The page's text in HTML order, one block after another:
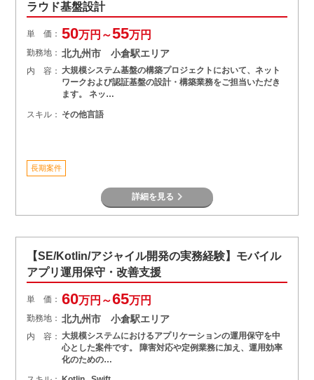
ラウド基盤設計
単 価： 50万円～55万円
勤務地： 北九州市 小倉駅エリア
内 容： 大規模システム基盤の構築プロジェクトにおいて、ネット
ワークおよび認証基盤の設計・構築業務をご担当いただき
ます。 ネッ…
スキル： その他言語
長期案件
詳細を見る
【SE/Kotlin/アジャイル開発の実務経験】モバイル
アプリ運用保守・改善支援
単 価： 60万円～65万円
勤務地： 北九州市 小倉駅エリア
内 容： 大規模システムにおけるアプリケーションの運用保守を中
心とした案件です。 障害対応や定例業務に加え、運用効率
化のための…